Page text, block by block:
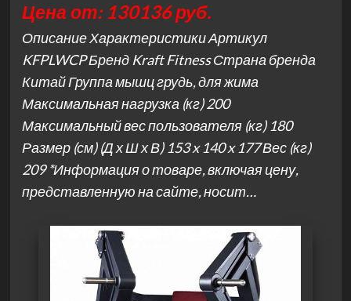
Цена от: 130136 руб.
Описание Характеристики Артикул
KFPLWCP Бренд Kraft Fitness Страна бренда
Китай Группа мышц грудь, для жима
Максимальная нагрузка (кг) 200
Максимальный вес пользователя (кг) 180
Размер (см) (Д х Ш х В) 153 x 140 x 177 Вес (кг)
209 *Информация о товаре, включая цену,
представленную на сайте, носит…